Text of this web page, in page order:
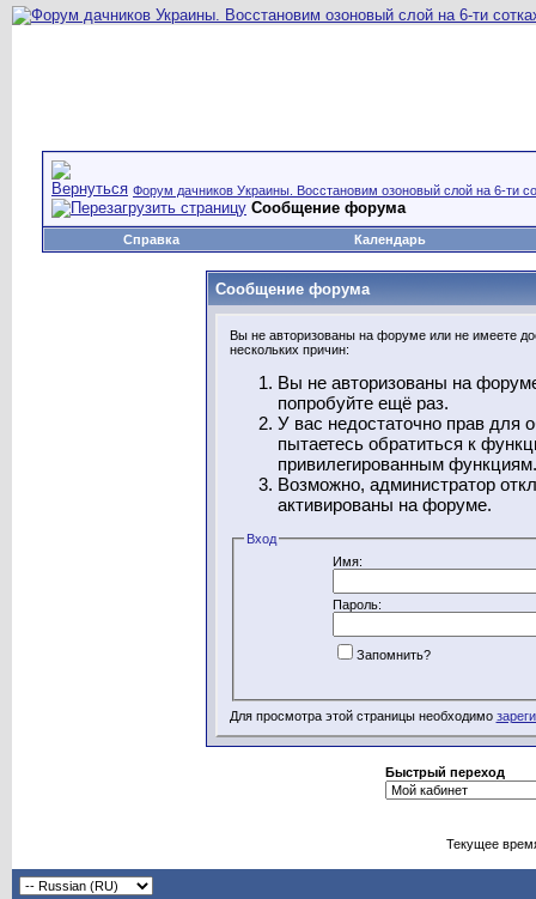
Форум дачников Украины. Восстановим озоновый слой на 6-ти
Сообщение форума
Справка Календарь
Сообщение форума
Вы не авторизованы на форуме или не имеете
нескольких причин:
Вы не авторизованы на
попробуйте ещё раз.
У вас недостаточно прав для
пытаетесь обратиться к
привилегированным функциям.
Возможно, администратор
активированы на форуме.
Вход
Имя:
Пароль:
Запомнить?
Для просмотра этой страницы необходимо
Быстрый переход
Текущее